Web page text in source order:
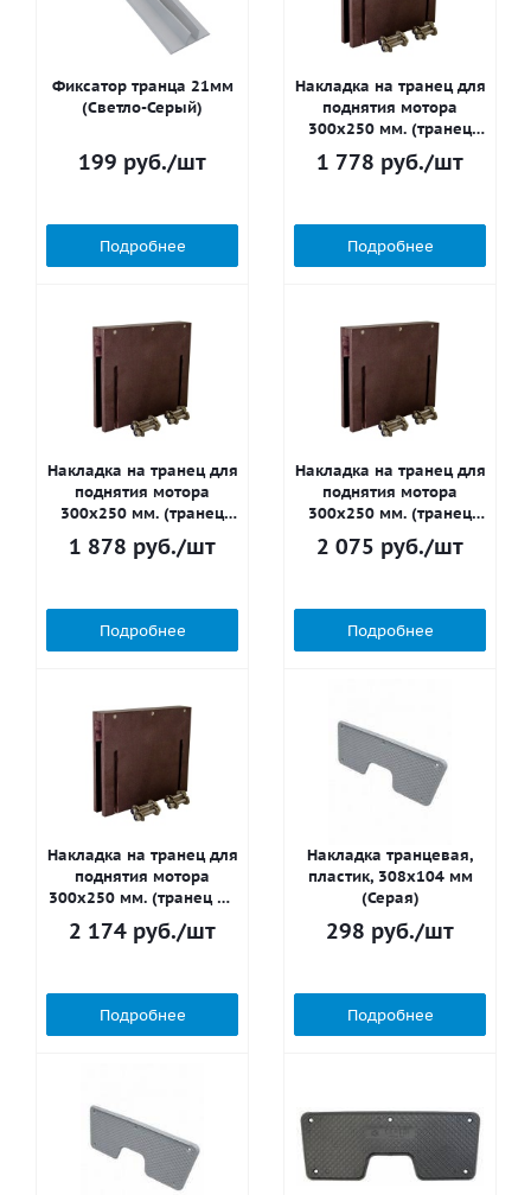
Фиксатор транца 21мм
(Светло-Серый)
199 руб./шт
Подробнее
Накладка на транец для
поднятия мотора
300х250 мм. (транец
18мм.)
1 778 руб./шт
Подробнее
Накладка на транец для
поднятия мотора
300х250 мм. (транец
24мм.)
1 878 руб./шт
Подробнее
Накладка на транец для
поднятия мотора
300х250 мм. (транец
27мм.)
2 075 руб./шт
Подробнее
Накладка на транец для
поднятия мотора
300х250 мм. (транец 32
2 174 руб./шт
Подробнее
Накладка транцевая,
пластик, 308x104 мм
(Серая)
298 руб./шт
Подробнее